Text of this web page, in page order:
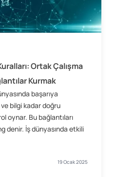
Ortak Çalışma
Kurmak
başarıya
bilgi kadar doğru
oynar. Bu bağlantıları
denir. İş dünyasında etkili
19 Ocak 2025